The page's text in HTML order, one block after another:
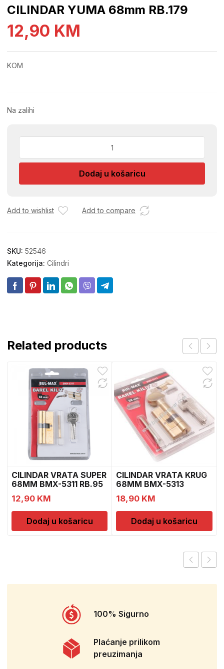
CILINDAR YUMA 68mm RB.179
12,90 KM
KOM
Na zalihi
68mm
količina
Dodaj u košaricu
Add to wishlist Add to compare
SKU: 52546
Kategorija: Cilindri
Related products
CILINDAR VRATA SUPER
68MM BMX-5311 RB.95
12,90 KM
Dodaj u košaricu
CILINDAR VRATA KRUG
68MM BMX-5313
18,90 KM
Dodaj u košaricu
100% Sigurno
Plaćanje prilikom
preuzimanja